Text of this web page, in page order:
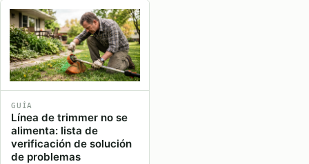
GUÍA
Línea de trimmer no se
alimenta: lista de
verificación de solución
de problemas